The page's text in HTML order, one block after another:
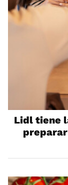
Lidl tiene
preparar